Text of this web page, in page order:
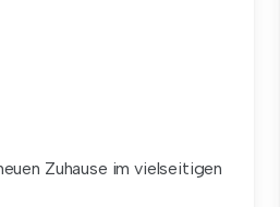
Zuhause im vielseitigen